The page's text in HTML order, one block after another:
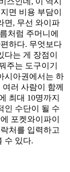
면 비용 부담이
면, 무선 와이파
처럼 주머니에
하다. 무엇보다
는 게 장점이
주는 도구이기
시아권에서는 하
러 사람이 함께
최대 10명까지
인 수단이 될 수
포켓와이파이
처를 입력하고
수 있다.